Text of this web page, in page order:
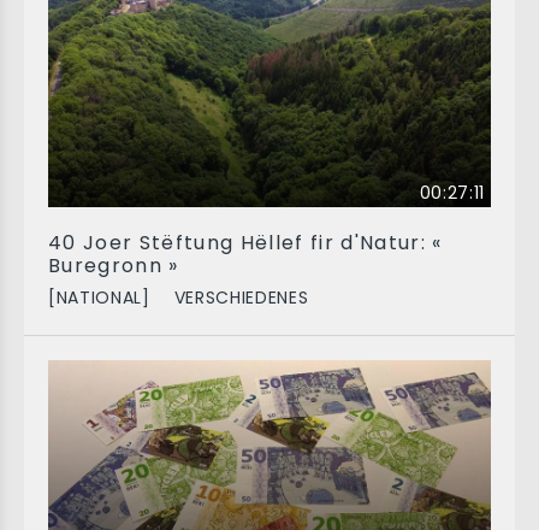
00:27:11
40 Joer Stëftung Hëllef fir d'Natur: «
Buregronn »
[NATIONAL] VERSCHIEDENES